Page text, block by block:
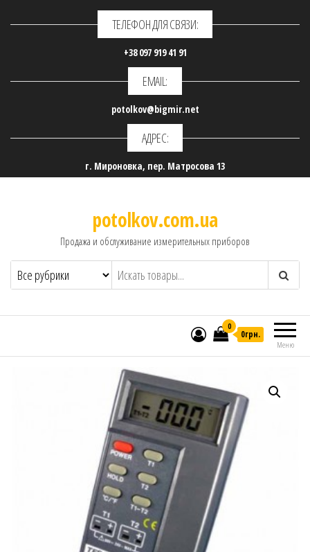
ТЕЛЕФОН ДЛЯ СВЯЗИ:
+38 097 919 41 91
EMAIL:
potolkov@bigmir.net
АДРЕС:
г. Мироновка, пер. Матросова 13
potolkov.com.ua
Продажа и обслуживание измерительных приборов
Меню
0
0грн.